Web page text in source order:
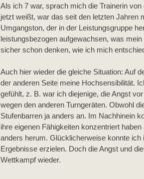
Als ich 7 war, sprach mich die Trainerin
jetzt weißt, war das seit den letzten Jahren
Umgangston, der in der Leistungsgruppe
leistungsbezogen aufgewachsen, was
sicher schon denken, wie ich mich
Auch hier wieder die gleiche Situation: Auf
der anderen Seite meine Hochsensibilität.
gefühlt, z. B. war ich diejenige, die Angst
wegen den anderen Turngeräten. Obwohl
Stufenbarren ja anders an. Im Nachhinein
ihre eigenen Fähigkeiten konzentriert
anders herum. Glücklicherweise konnte
Ergebnisse erzielen. Doch die Angst und
Wettkampf wieder.